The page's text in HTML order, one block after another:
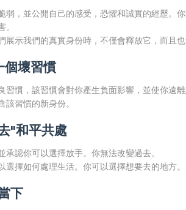
弱，並公開自己的感受，恐懼和誠實的經歷。
展示我們的真實身份時，不僅會釋放它，而且也
個壞習慣
習慣，該習慣會對你產生負面影響，並使你遠
該習慣的新身份。
"和平共處
承認你可以選擇放手。你無法改變過去。
選擇如何處理生活。你可以選擇想要去的地方。
下